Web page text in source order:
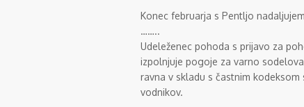
Konec februarja s Pentljo
……..
Udeleženec pohoda s prijavo za
izpolnjuje pogoje za varno
ravna v skladu s častnim
vodnikov.